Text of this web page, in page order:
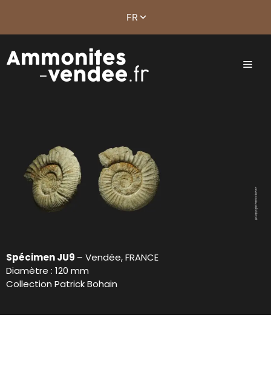
Spécimen JU9 – Vendée, FRANCE
Diamètre : 120 mm
Collection Patrick Bohain